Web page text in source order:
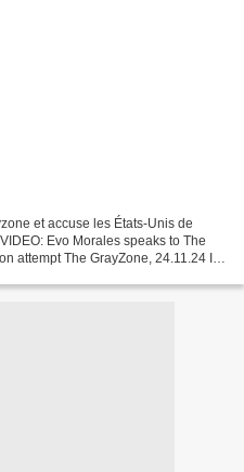
et accuse les États-Unis de
Evo Morales speaks to The
attempt The GrayZone, 24.11.24 In